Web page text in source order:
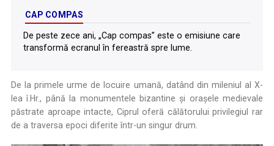
CAP COMPAS
De peste zece ani, „Cap compas” este o emisiune care
transformă ecranul în fereastră spre lume.
De la primele urme de locuire umană, datând din mileniul al X-
lea î.Hr., până la monumentele bizantine și orașele medievale
păstrate aproape intacte, Ciprul oferă călătorului privilegiul rar
de a traversa epoci diferite într-un singur drum.